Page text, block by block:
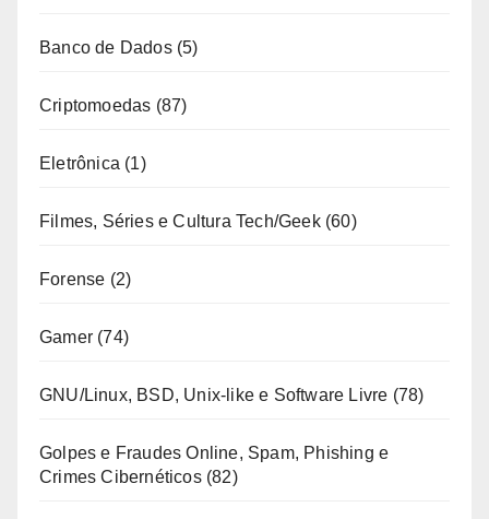
Banco de Dados(5)
Criptomoedas (87)
Eletrônica (1)
Filmes, Séries e Cultura Tech/Geek(60)
Forense (2)
Gamer (74)
GNU/Linux, BSD, Unix-like e Software Livre (78)
Golpes e Fraudes Online, Spam, Phishing e
Crimes Cibernéticos(82)